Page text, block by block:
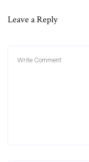
Leave a Reply